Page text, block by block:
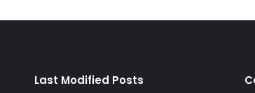
Last Modified Posts